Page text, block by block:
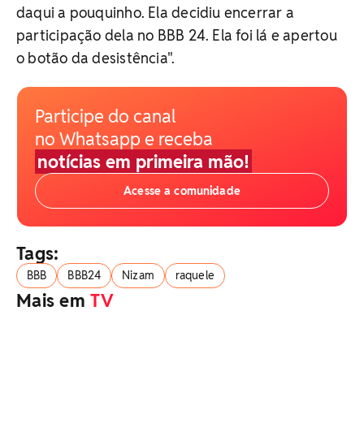
daqui a pouquinho. Ela decidiu encerrar a
participação dela no BBB 24. Ela foi lá e apertou
o botão da desistência".
Participe do canal
no Whatsapp e receba
notícias em primeira mão!
Acesse a comunidade
Tags:
BBB BBB24 Nizam raquele
Mais emTV